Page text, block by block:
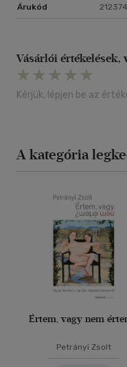
Árukód
Vásárlói értékelések,
Kérjük, lépjen be az
A kategória
Értem, vagy nem
Petrányi Zsolt